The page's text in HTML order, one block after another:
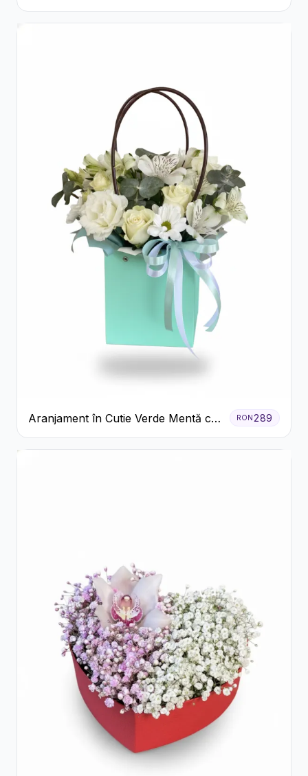
Cutie Gri
Aranjament în Cutie Verde Mentă cu
Trandafiri și Alstroemeria
RON289